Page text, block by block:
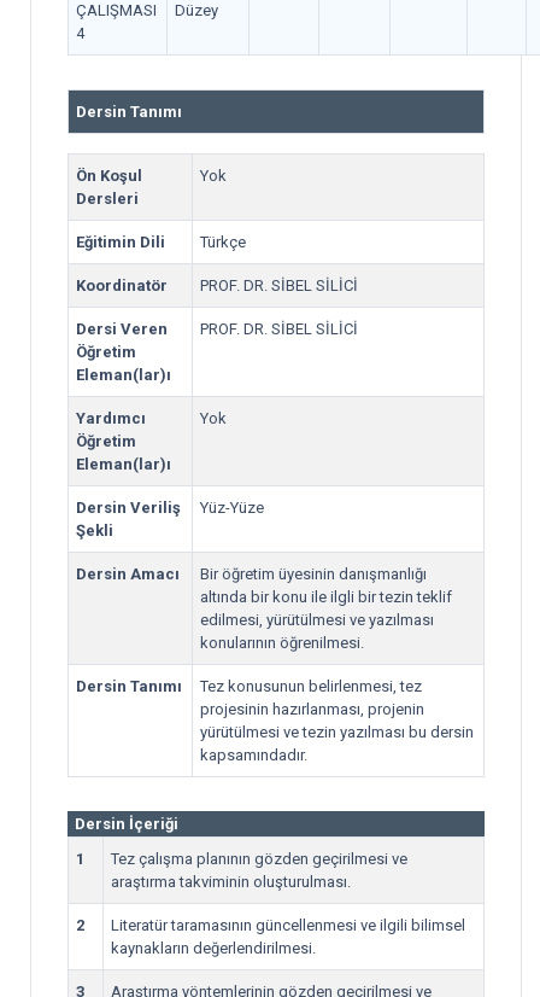
ÇALIŞMASI
4
Düzey
Dersin Tanımı
Ön Koşul
Dersleri
Yok
Eğitimin Dili Türkçe
Koordinatör PROF. DR. SİBEL SİLİCİ
Dersi Veren
Öğretim
Eleman(lar)ı
PROF. DR. SİBEL SİLİCİ
Yardımcı
Öğretim
Eleman(lar)ı
Yok
Dersin Veriliş
Şekli
Yüz-Yüze
Dersin Amacı
Bir öğretim üyesinin danışmanlığı
altında bir konu ile ilgli bir tezin teklif
edilmesi, yürütülmesi ve yazılması
konularının öğrenilmesi.
Dersin Tanımı
Tez konusunun belirlenmesi, tez
projesinin hazırlanması, projenin
yürütülmesi ve tezin yazılması bu dersin
kapsamındadır.
Dersin İçeriği
1
Tez çalışma planının gözden geçirilmesi ve
araştırma takviminin oluşturulması.
2
Literatür taramasının güncellenmesi ve ilgili bilimsel
kaynakların değerlendirilmesi.
3 Araştırma yöntemlerinin gözden geçirilmesi ve